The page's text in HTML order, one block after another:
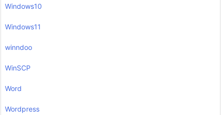
Windows10
Windows11
winndoo
WinSCP
Word
Wordpress